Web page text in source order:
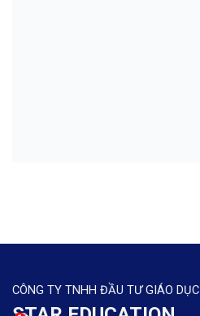
CÔNG TY TNHH ĐẦU TƯ GIÁO DỤC